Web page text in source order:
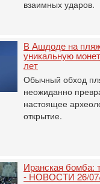
взаимных ударов.
В Ашдоде на
уникальную
лет
Обычный обход
неожиданно
настоящее
открытие.
Иранская бомба:
- НОВОСТИ 26/